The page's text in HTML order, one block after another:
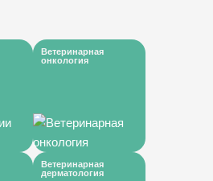
Ветеринарная
онкология
Ветеринарная
дерматология